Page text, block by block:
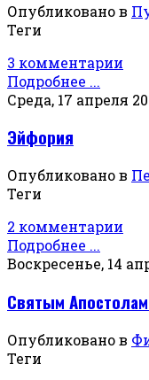
Опубликовано в
Теги
3 комментарии
Подробнее ...
Среда, 17 апреля
Эйфория
Опубликовано в
Теги
2 комментарии
Подробнее ...
Воскресенье, 14
Святым
Опубликовано в
Теги